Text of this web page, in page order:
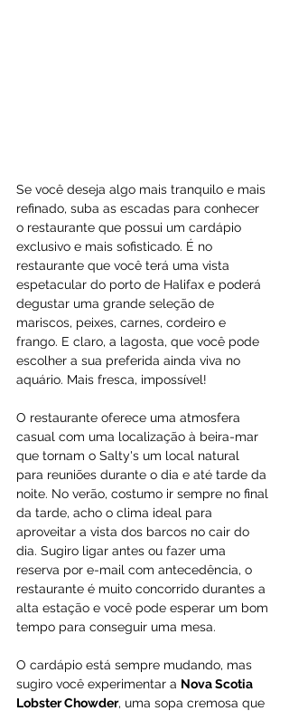
Se você deseja algo mais tranquilo e mais
refinado, suba as escadas para conhecer
o restaurante que possui um cardápio
exclusivo e mais sofisticado. É no
restaurante que você terá uma vista
espetacular do porto de Halifax e poderá
degustar uma grande seleção de
mariscos, peixes, carnes, cordeiro e
frango. E claro, a lagosta, que você pode
escolher a sua preferida ainda viva no
aquário. Mais fresca, impossível!
O restaurante oferece uma atmosfera
casual com uma localização à beira-mar
que tornam o Salty's um local natural
para reuniões durante o dia e até tarde da
noite. No verão, costumo ir sempre no final
da tarde, acho o clima ideal para
aproveitar a vista dos barcos no cair do
dia. Sugiro ligar antes ou fazer uma
reserva por e-mail com antecedência, o
restaurante é muito concorrido durantes a
alta estação e você pode esperar um bom
tempo para conseguir uma mesa.
O cardápio está sempre mudando, mas
sugiro você experimentar a Nova Scotia
Lobster Chowder, uma sopa cremosa que